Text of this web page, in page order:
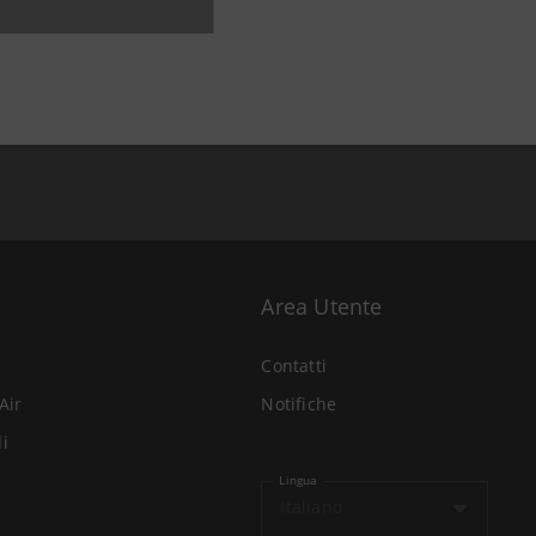
Area Utente
Contatti
Notifiche
Lingua